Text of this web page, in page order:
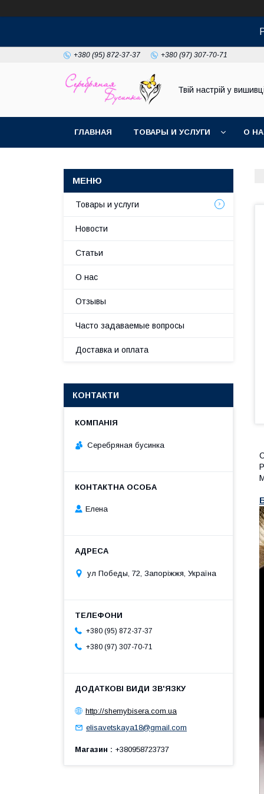
+380 (95) 872-37-37 +380 (97) 307-70-71
Твій настрій у
ГЛАВНАЯ ТОВАРЫ И УСЛУГИ О
Товары и услуги
Новости
Статьи
О нас
Отзывы
Часто задаваемые вопросы
Доставка и оплата
КОНТАКТИ
Серебряная бусинка
Елена
ул Победы, 72, Запоріжжя, Україна
+380 (95) 872-37-37
+380 (97) 307-70-71
http://shemybisera.com.ua
elisavetskaya18@gmail.com
Магазин +380958723737